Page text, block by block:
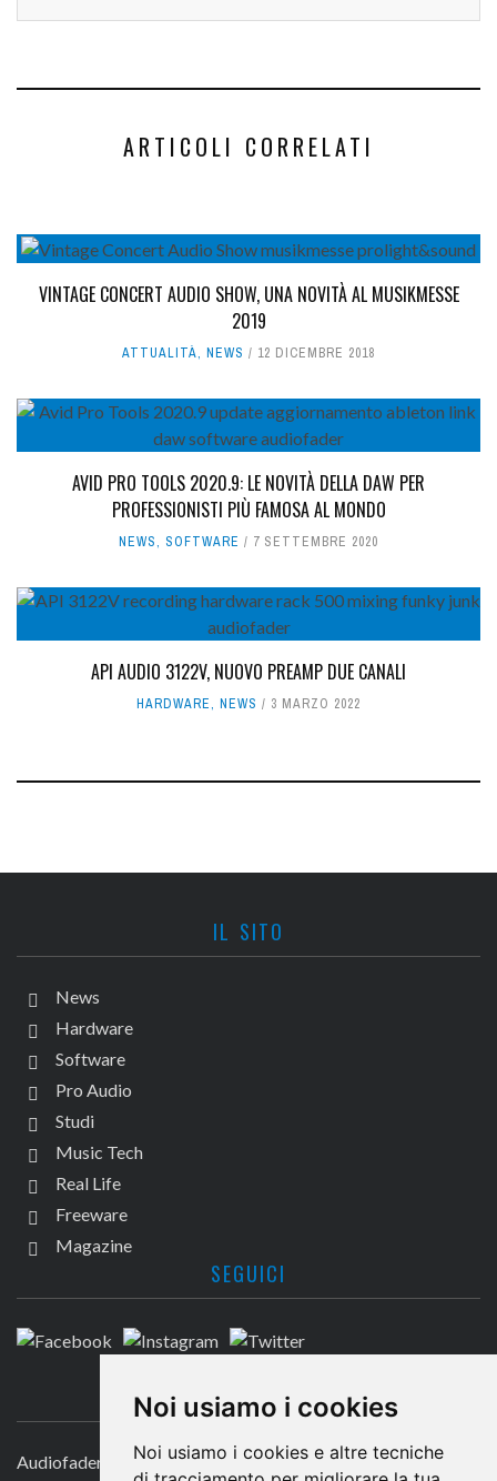
Noi usiamo i cookies
Noi usiamo i cookies e altre tecniche
ARTICOLI CORRELATI
VINTAGE CONCERT AUDIO SHOW, UNA NOVITÀ AL MUSIKMESSE
2019
ATTUALITÀ, NEWS 12 DICEMBRE 2018
AVID PRO TOOLS 2020.9: LE NOVITÀ DELLA DAW PER
PROFESSIONISTI PIÙ FAMOSA AL MONDO
NEWS, SOFTWARE 7 SETTEMBRE 2020
API AUDIO 3122V, NUOVO PREAMP DUE CANALI
HARDWARE, NEWS 3 MARZO 2022
IL SITO
News
Hardware
Software
Pro Audio
Studi
Music Tech
Real Life
Freeware
Magazine
SEGUICI
CONTATTACI
Audiofader.com